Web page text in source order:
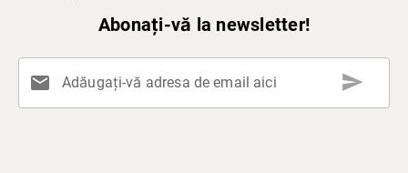
Abonați-vă la newsletter!
mail Adăugați-vă adresa de email aici send